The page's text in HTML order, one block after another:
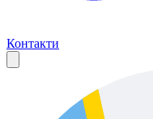
Контакти